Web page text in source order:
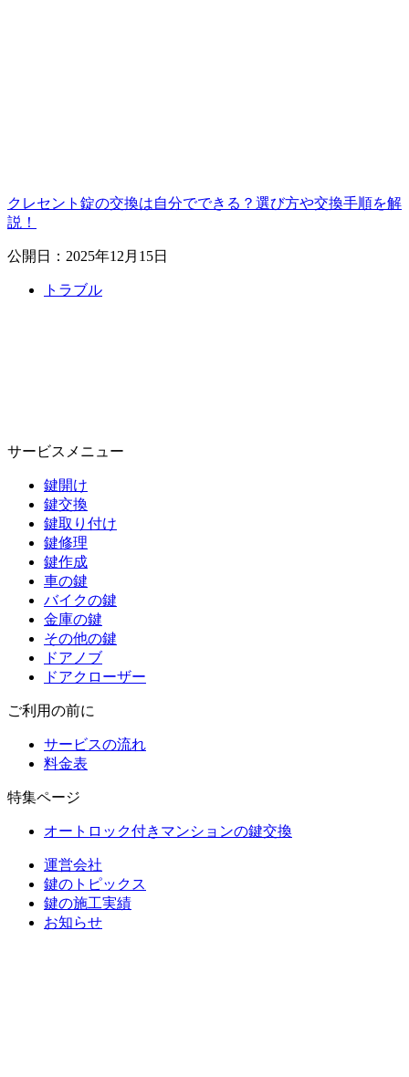
クレセント錠の交換は自分でできる？選び方や交換手順を解
説！
公開日：2025年12月15日
トラブル
サービスメニュー
鍵開け
鍵交換
鍵取り付け
鍵修理
鍵作成
車の鍵
バイクの鍵
金庫の鍵
その他の鍵
ドアノブ
ドアクローザー
ご利用の前に
サービスの流れ
料金表
特集ページ
オートロック付きマンションの鍵交換
運営会社
鍵のトピックス
鍵の施工実績
お知らせ